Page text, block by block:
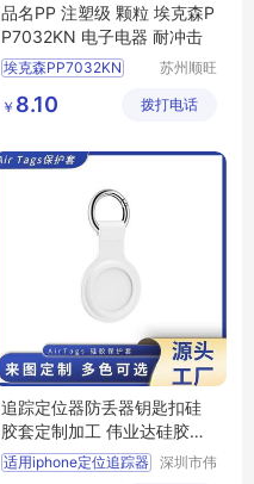
品名PP 注塑级 颗粒 埃克森P
P7032KN 电子电器 耐冲击
埃克森PP7032KN
苏州顺旺
易有限公
￥ 8.10 拨打电话
追踪定位器防丢器钥匙扣硅
胶套定制加工 伟业达硅胶礼
品定制加工厂
适用iphone定位追踪器 深圳市伟